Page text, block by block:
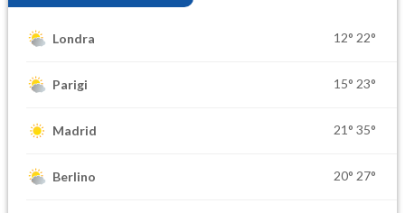
Londra 12° 22°
Parigi 15° 23°
Madrid 21° 35°
Berlino 20° 27°